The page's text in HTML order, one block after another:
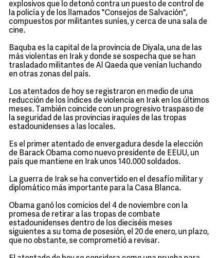
explosivos que lo detonó contra un puesto de control de
la policía y de los llamados "Consejos de Salvación",
compuestos por militantes suníes, y cerca de una sala de
cine.
Baquba es la capital de la provincia de Diyala, una de las
más violentas en Irak y donde se sospecha que se han
trasladado militantes de Al Qaeda que venían luchando
en otras zonas del país.
Los atentados de hoy se registraron en medio de una
reducción de los índices de violencia en Irak en los últimos
meses. También coincide con un progresivo traspaso de
la seguridad de las provincias iraquíes de las tropas
estadounidenses a las locales.
Es el primer atentado de envergadura desde la elección
de Barack Obama como nuevo presidente de EEUU, un
país que mantiene en Irak unos 140.000 soldados.
La guerra de Irak se ha convertido en el desafío militar y
diplomático más importante para la Casa Blanca.
Obama ganó los comicios del 4 de noviembre con la
promesa de retirar a las tropas de combate
estadounidenses dentro de los dieciséis meses
siguientes a su toma de posesión, el 20 de enero, un plazo,
que no obstante, se comprometió a revisar.